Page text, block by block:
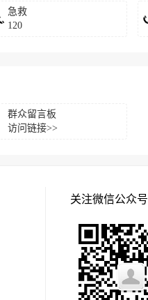
急救
120
群众留言板
访问链接>>
关注微信公众号